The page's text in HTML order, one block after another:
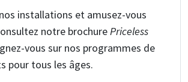
installations et amusez-vous
notre brochurePriceless
vous sur nos programmes de
pour tous les âges.